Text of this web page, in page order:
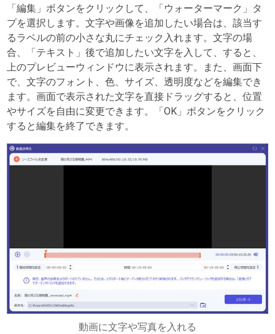
「編集」ボタンをクリックして、「ウォーターマーク」タ
プを選択します。文字や画像を追加したい場合は、該当す
るラベルの前の小さな丸にチェック入れます。文字の場
合、「テキスト」後で追加したい文字を入して、すると、
上のプレビューウィンドウに表示されます。また、画面下
で、文字のフォント、色、サイズ、透明度などを編集でき
ます。画面で表示された文字を直接ドラッグすると、位置
やサイズを自由に変更できます。「OK」ボタンをクリック
すると編集を終了できます。
動画に文字や写真を入れる